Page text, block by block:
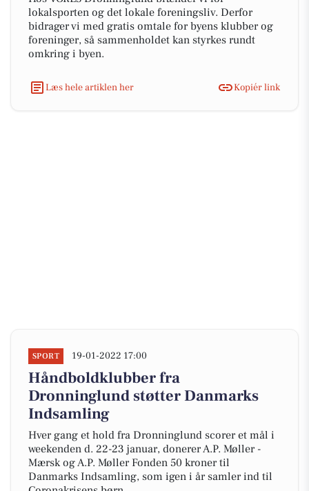
lokalsporten og det lokale foreningsliv. Derfor
bidrager vi med gratis omtale for byens klubber og
foreninger, så sammenholdet kan styrkes rundt
omkring i byen.
Læs hele artiklen her Kopiér link
SPORT 19-01-2022 17:00
Håndboldklubber fra
Dronninglund støtter Danmarks
Indsamling
Hver gang et hold fra Dronninglund scorer et mål i
weekenden d. 22-23 januar, donerer A.P. Møller -
Mærsk og A.P. Møller Fonden 50 kroner til
Danmarks Indsamling, som igen i år samler ind til